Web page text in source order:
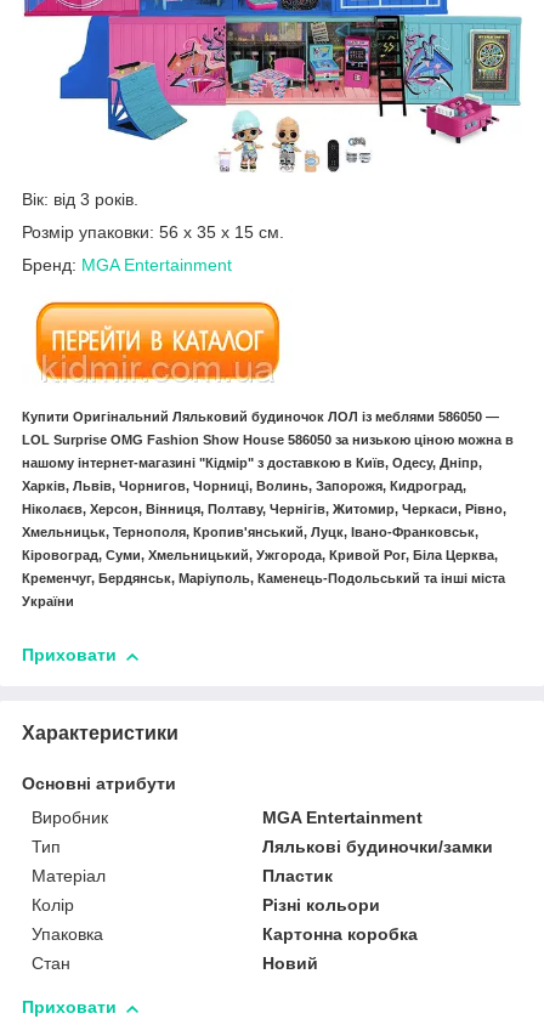
Вік: від 3 років.
Розмір упаковки: 56 х 35 х 15 см.
Бренд: MGA Entertainment
Купити Оригінальний Ляльковий будиночок ЛОЛ із меблями 586050 —
LOL Surprise OMG Fashion Show House 586050 за низькою ціною можна в
нашому інтернет-магазині "Кідмір" з доставкою в Київ, Одесу, Дніпр,
Харків, Львів, Чорнигов, Чорниці, Волинь, Запорожя, Кидроград,
Ніколаєв, Херсон, Вінниця, Полтаву, Чернігів, Житомир, Черкаси, Рівно,
Хмельницьк, Тернополя, Кропив'янський, Луцк, Івано-Франковськ,
Кіровоград, Суми, Хмельницький, Ужгорода, Кривой Рог, Біла Церква,
Кременчуг, Бердянськ, Маріуполь, Каменець-Подольський та інші міста
України
Приховати
Характеристики
Основні атрибути
Виробник
MGA Entertainment
Тип
Лялькові будиночки/замки
Матеріал
Пластик
Колір
Різні кольори
Упаковка
Картонна коробка
Стан
Новий
Приховати